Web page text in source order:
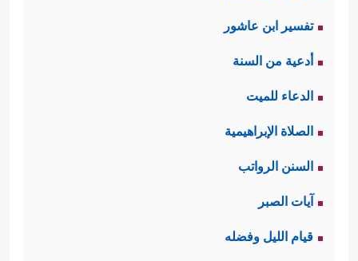
بآيات الله، ونقضهم الميثاق الإلهي،
وقتلهم الأنبياء، وحرصهم على قتل
السيد المسيح، وانتهت بأخذهم الربا
وأكلهم لأموال الناس بالباطل
تفسير ابن عاشور
أدعية من السنة
الدعاء للميت
الصلاة الإبراهيمية
السنن الرواتب
آيات الصبر
قيام الليل وفضله